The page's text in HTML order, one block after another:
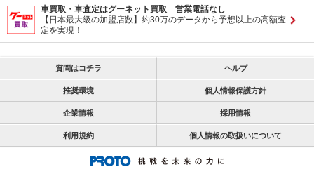
車買取・車査定はグーネット買取 営業電話なし
【日本最大級の加盟店数】約30万のデータから予想以上の高額査
定を実現！
質問はコチラ ヘルプ
推奨環境 個人情報保護方針
企業情報 採用情報
利用規約 個人情報の取扱いについて